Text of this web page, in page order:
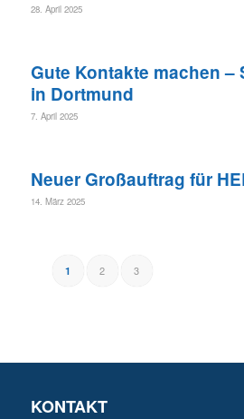
28. April 2025
Gute Kontakte machen –
in Dortmund
7. April 2025
Neuer Großauftrag für
14. März 2025
1 2 3
KONTAKT